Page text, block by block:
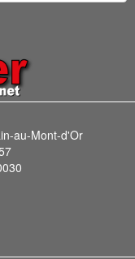
au-Mont-d'Or